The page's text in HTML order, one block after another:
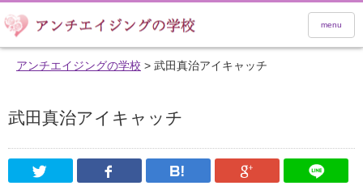
menu
アンチエイジングの学校 > 武田真治アイキャッチ
武田真治アイキャッチ
Twitter Facebook はてなブックマーク
Google